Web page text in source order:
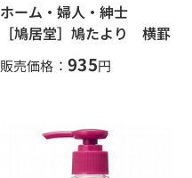
ホーム・婦人・紳士
［鳩居堂］鳩たより 横罫
販売価格： 935円